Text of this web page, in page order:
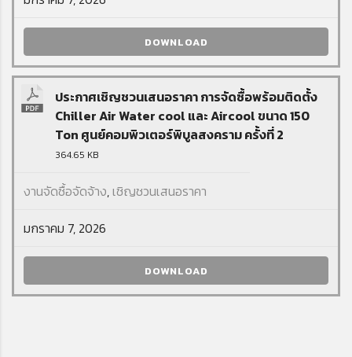
DOWNLOAD
ประกาศเชิญชวนเสนอราคา การจัดซื้อพร้อมติดตั้ง
Chiller Air Water cool และ Aircool ขนาด 150
Ton ศูนย์คอมพิวเตอร์พิบูลสงคราม ครั้งที่ 2
364.65 KB
งานจัดซื้อจัดจ้าง,เชิญชวนเสนอราคา
มกราคม 7, 2026
DOWNLOAD